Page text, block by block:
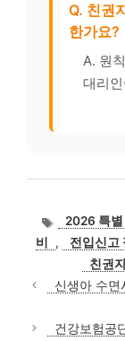
Q. 친권
한가요?
A. 원
대리
태2026 특
비
, 전입신고
친권
신생아 수면
건강보험공